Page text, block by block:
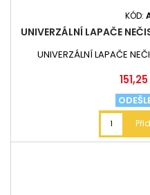
KÓD:
UNIVERZÁLNÍ LAPAČE
UNIVERZÁLNÍ LAPAČE
Cena